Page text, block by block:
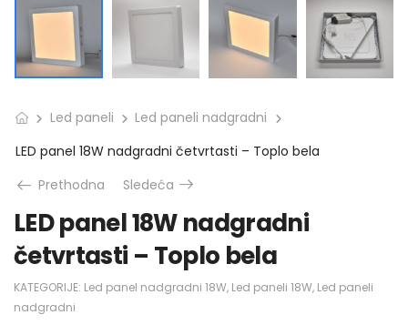
Led paneli
Led paneli nadgradni
LED panel 18W nadgradni četvrtasti – Toplo bela
Prethodna
Sledeća
LED panel 18W nadgradni
četvrtasti – Toplo bela
KATEGORIJE: Led panel nadgradni 18W, Led paneli 18W, Led paneli
nadgradni